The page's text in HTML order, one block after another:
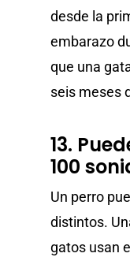
desde la
embarazo
que una
seis meses
13.
100
Un perro
distintos.
gatos usan